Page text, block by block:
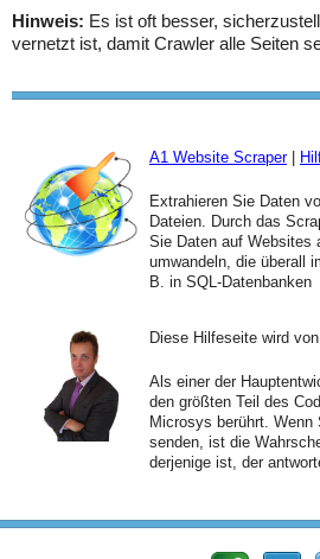
Hinweis: Es ist oft besser,
vernetzt ist, damit Crawler alle Seiten
A1 Website Scraper|
Extrahieren Sie Daten
Dateien. Durch das
Sie Daten auf Websites
umwandeln, die überall
B. in SQL-Datenbanken
Diese Hilfeseite wird von
Als einer der
den größten Teil des
Microsys berührt. Wenn
senden, ist die
derjenige ist, der